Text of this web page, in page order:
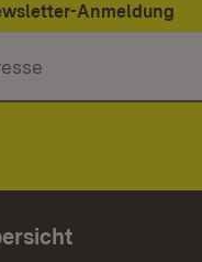
Anmeldung